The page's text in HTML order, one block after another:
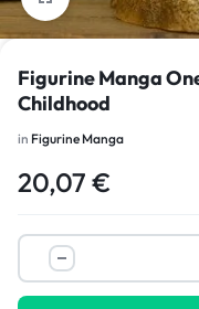
Figurine Manga
Childhood
in Figurine Manga
20,07 €